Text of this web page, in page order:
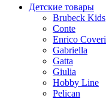
Детские товары
Brubeck Kids
Conte
Enrico Coveri
Gabriella
Gatta
Giulia
Hobby Line
Pelican